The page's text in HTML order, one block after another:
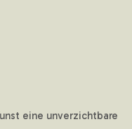
eine unverzichtbare